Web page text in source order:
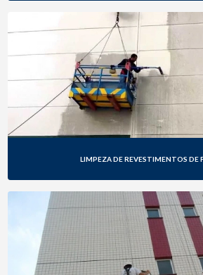
LIMPEZA DE REVESTIMENTOS DE